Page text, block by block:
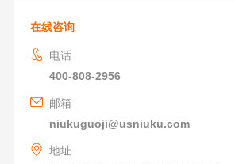
在线咨询
电话
400-808-2956
邮箱
niukuguoji@usniuku.com
地址